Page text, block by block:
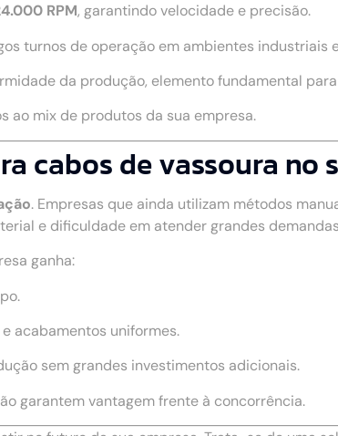
RPM, garantindo velocidade e precisão.
turnos de operação em ambientes industriais
da produção, elemento fundamental
ao mix de produtos da sua empresa.
cabos de vassoura
. Empresas que ainda utilizam métodos
e dificuldade em atender grandes
ganha:
acabamentos uniformes.
sem grandes investimentos adicionais.
garantem vantagem frente à concorrência.